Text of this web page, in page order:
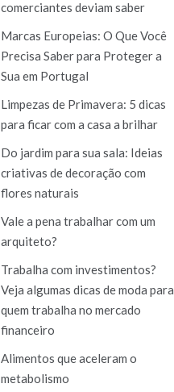
comerciantes deviam saber
Marcas Europeias: O Que Você
Precisa Saber para Proteger a
Sua em Portugal
Limpezas de Primavera: 5 dicas
para ficar com a casa a brilhar
Do jardim para sua sala: Ideias
criativas de decoração com
flores naturais
Vale a pena trabalhar com um
arquiteto?
Trabalha com investimentos?
Veja algumas dicas de moda para
quem trabalha no mercado
financeiro
Alimentos que aceleram o
metabolismo